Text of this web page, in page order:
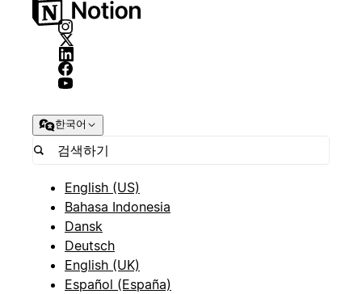
한국어
English (US)
Bahasa Indonesia
Dansk
Deutsch
English (UK)
Español (España)